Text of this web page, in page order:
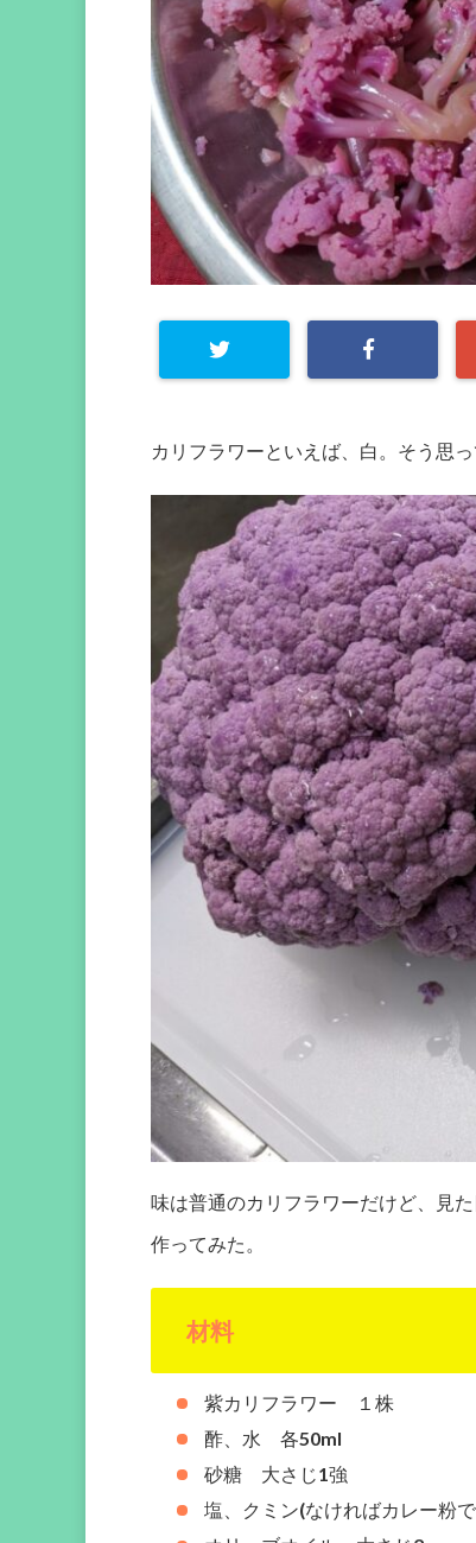
カリフラワーといえば、白。そう思
味は普通のカリフラワーだけど、見
作ってみた。
材料
紫カリフラワー １株
酢、水 各50ml
砂糖 大さじ1強
塩、クミン(なければカレー粉